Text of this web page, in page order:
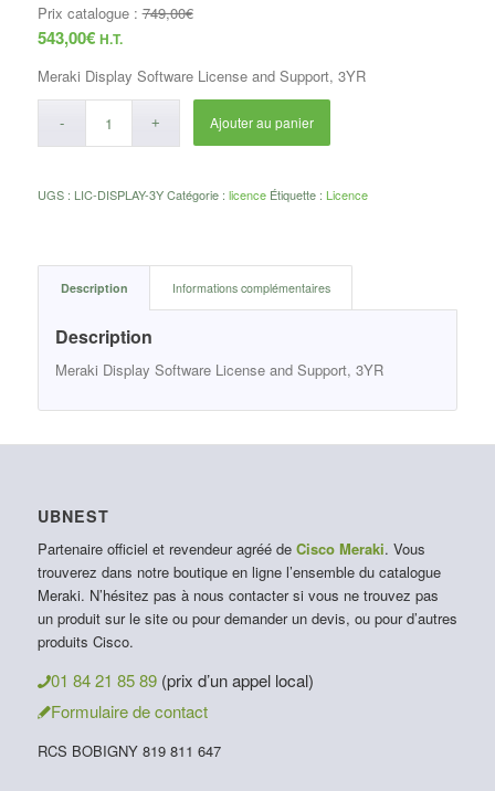
Prix catalogue :749,00€
543,00€ H.T.
Meraki Display Software License and Support, 3YR
Ajouter au panier
UGS : LIC-DISPLAY-3Y Catégorie : licence Étiquette : Licence
Description Informations complémentaires
Description
Meraki Display Software License and Support, 3YR
UBNEST
Partenaire officiel et revendeur agréé de Cisco Meraki. Vous
trouverez dans notre boutique en ligne l’ensemble du catalogue
Meraki. N’hésitez pas à nous contacter si vous ne trouvez pas
un produit sur le site ou pour demander un devis, ou pour d’autres
produits Cisco.
01 84 21 85 89 (prix d’un appel local)
Formulaire de contact
RCS BOBIGNY 819 811 647